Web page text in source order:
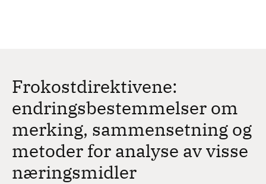
Frokostdirektivene:
endringsbestemmelser om
merking, sammensetning og
metoder for analyse av visse
næringsmidler